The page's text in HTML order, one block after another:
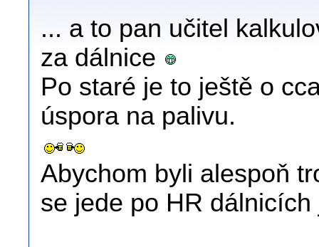
... a to pan učitel
za dálnice
Po staré je to ještě o
úspora na palivu.
Abychom byli alespoň
se jede po HR